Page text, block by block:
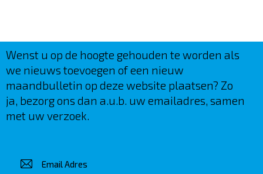
Wenst u op de hoogte gehouden te worden als
we nieuws toevoegen of een nieuw
maandbulletin op deze website plaatsen? Zo
ja, bezorg ons dan a.u.b. uw emailadres, samen
met uw verzoek.